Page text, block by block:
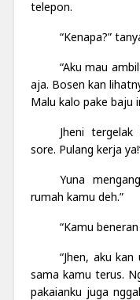
telepon.
“Kenapa?”
“Aku mau
aja. Bosen kan
Malu kalo pake baju
Jheni
sore. Pulang kerja
Yuna
rumah kamu deh.”
“Kamu
“Jhen, aku
sama kamu terus.
pakaianku juga